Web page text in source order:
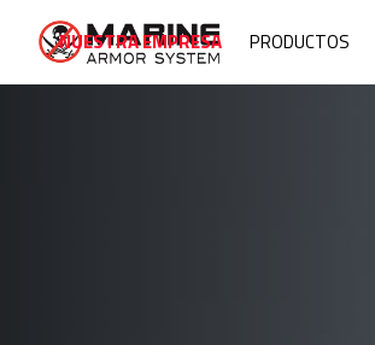
NUESTRA EMPRESA PRODUCTOS